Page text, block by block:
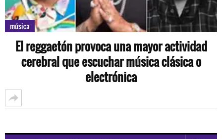
música
El reggaetón provoca una mayor actividad
cerebral que escuchar música clásica o
electrónica